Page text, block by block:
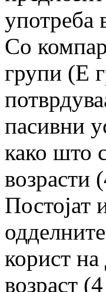
употреба
Со
групи (Е
пасивни
како што
возрасти
Постојат
корист
возраст